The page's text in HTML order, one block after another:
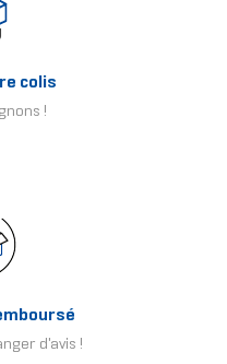
colis
!
d'avis !